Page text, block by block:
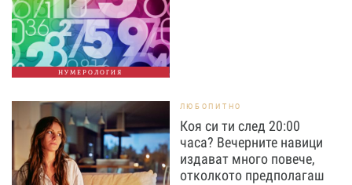
НУМЕРОЛОГИЯ
ЛЮБОПИТНО
Коя си ти след 20:00
часа? Вечерните навици
издават много повече,
отколкото предполагаш